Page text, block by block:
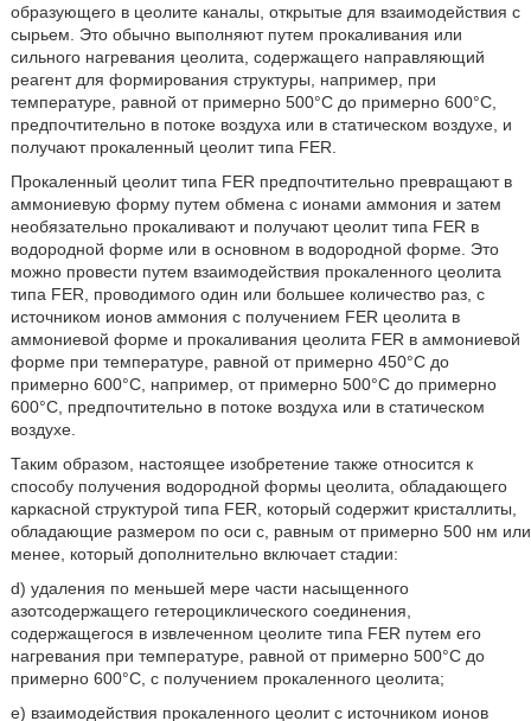
образующего в цеолите каналы, открытые для взаимодействия с
сырьем. Это обычно выполняют путем прокаливания или
сильного нагревания цеолита, содержащего направляющий
реагент для формирования структуры, например, при
температуре, равной от примерно 500°С до примерно 600°С,
предпочтительно в потоке воздуха или в статическом воздухе, и
получают прокаленный цеолит типа FER.
Прокаленный цеолит типа FER предпочтительно превращают в
аммониевую форму путем обмена с ионами аммония и затем
необязательно прокаливают и получают цеолит типа FER в
водородной форме или в основном в водородной форме. Это
можно провести путем взаимодействия прокаленного цеолита
типа FER, проводимого один или большее количество раз, с
источником ионов аммония с получением FER цеолита в
аммониевой форме и прокаливания цеолита FER в аммониевой
форме при температуре, равной от примерно 450°С до
примерно 600°С, например, от примерно 500°С до примерно
600°С, предпочтительно в потоке воздуха или в статическом
воздухе.
Таким образом, настоящее изобретение также относится к
способу получения водородной формы цеолита, обладающего
каркасной структурой типа FER, который содержит кристаллиты,
обладающие размером по оси с, равным от примерно 500 нм или
менее, который дополнительно включает стадии:
d) удаления по меньшей мере части насыщенного
азотсодержащего гетероциклического соединения,
содержащегося в извлеченном цеолите типа FER путем его
нагревания при температуре, равной от примерно 500°С до
примерно 600°С, с получением прокаленного цеолита;
e) взаимодействия прокаленного цеолит с источником ионов